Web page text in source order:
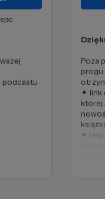
podcastu
Poza
progu
✦ link
której
✦